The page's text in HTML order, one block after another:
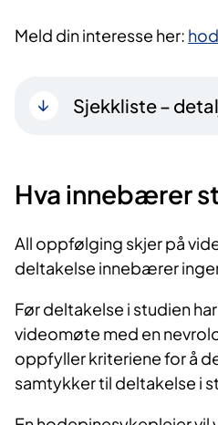
Meld din interesse her:
Sjekkliste –
Hva innebærer
All oppfølging skjer på
deltakelse innebærer
Før deltakelse i studien
videomøte med en
oppfyller kriteriene for å
samtykker til deltakelse i